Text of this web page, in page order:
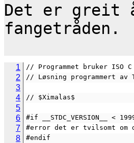
Det er greit
fangetråden.
1 // Programmet bruker ISO
2 // Løsning programmert av
3
4
// $Ximalas$
5
6
#if __STDC_VERSION__ <
7 #error det er tvilsomt om
8 #endif